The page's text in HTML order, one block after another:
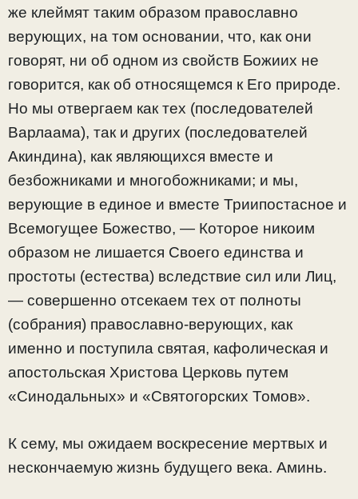
же клеймят таким образом православно
верующих, на том основании, что, как они
говорят, ни об одном из свойств Божиих не
говорится, как об относящемся к Его природе.
Но мы отвергаем как тех (последователей
Варлаама), так и других (последователей
Акиндина), как являющихся вместе и
безбожниками и многобожниками; и мы,
верующие в единое и вместе Триипостасное и
Всемогущее Божество, — Которое никоим
образом не лишается Своего единства и
простоты (естества) вследствие сил или Лиц,
— совершенно отсекаем тех от полноты
(собрания) православно-верующих, как
именно и поступила святая, кафолическая и
апостольская Христова Церковь путем
«Синодальных» и «Святогорских Томов».
К сему, мы ожидаем воскресение мертвых и
нескончаемую жизнь будущего века. Аминь.